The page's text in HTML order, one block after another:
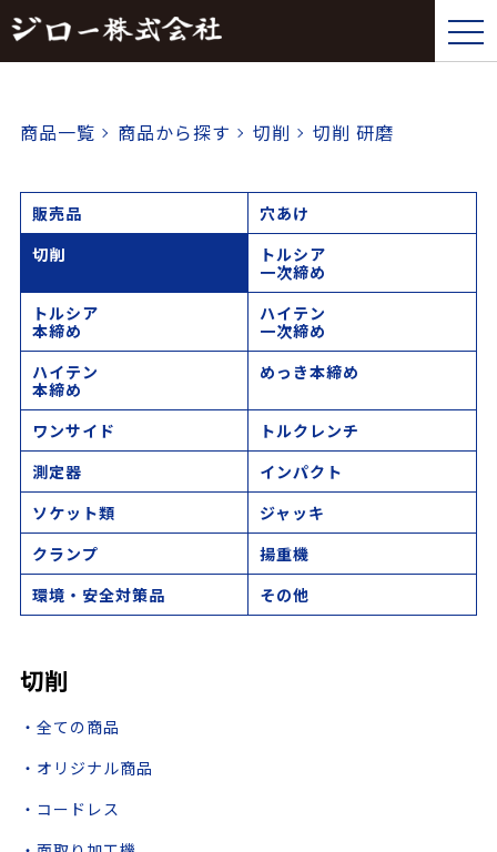
商品一覧 商品から探す 切削 切削 研磨
販売品
穴あけ
切削
トルシア
一次締め
トルシア
本締め
ハイテン
一次締め
ハイテン
本締め
めっき本締め
ワンサイド
トルクレンチ
測定器
インパクト
ソケット類
ジャッキ
クランプ
揚重機
環境・安全対策品
その他
切削
・全ての商品
・オリジナル商品
・コードレス